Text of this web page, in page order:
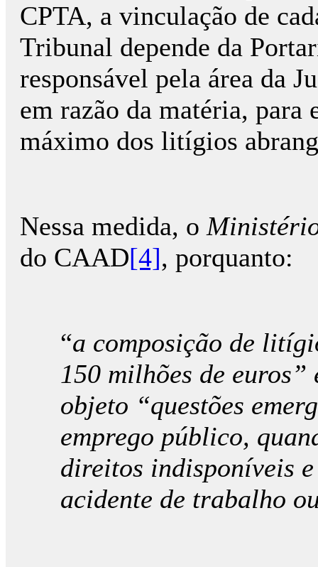
CPTA, a vinculação de
Tribunal depende da
responsável pela área da
em razão da matéria, para
máximo dos litígios
Nessa medida, o
do CAAD[4], porquanto:
“a composição de
150 milhões de
objeto “questões
emprego público,
direitos indisponíveis
acidente de trabalho